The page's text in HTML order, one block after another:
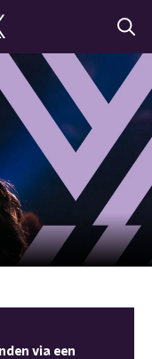
via een